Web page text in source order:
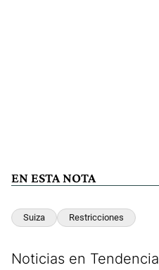
EN ESTA NOTA
Suiza Restricciones
Noticias en Tendencia